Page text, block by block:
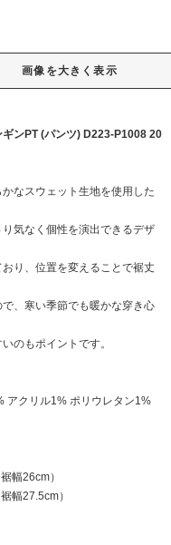
画像を大きく表示
ンPT (パンツ) D223-P1008 20
なスウェット生地を使用した
気なく個性を演出できるデザ
り、位置を変えることで裾丈
、寒い季節でも暖かな穿き心
のもポイントです。
アクリル1% ポリウレタン1%
幅26cm）
幅27.5cm）